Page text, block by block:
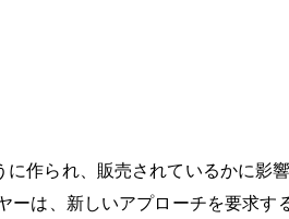
作られ、販売されているかに影
は、新しいアプローチを要求